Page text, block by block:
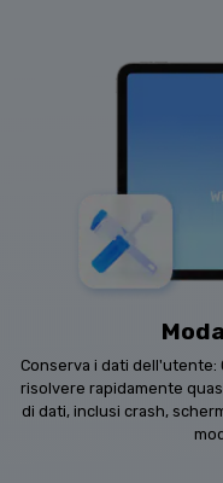
Conserva i dati dell'utente:
risolvere rapidamente
di dati, inclusi crash,